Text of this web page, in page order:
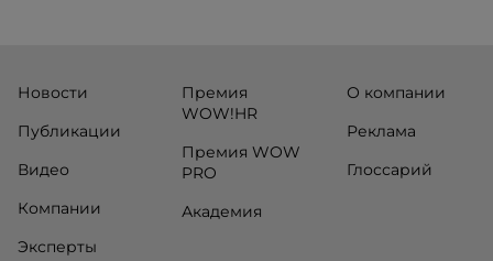
Новости
Публикации
Видео
Компании
Эксперты
Премия
WOW!HR
Премия WOW
PRO
Академия
О компании
Реклама
Глоссарий